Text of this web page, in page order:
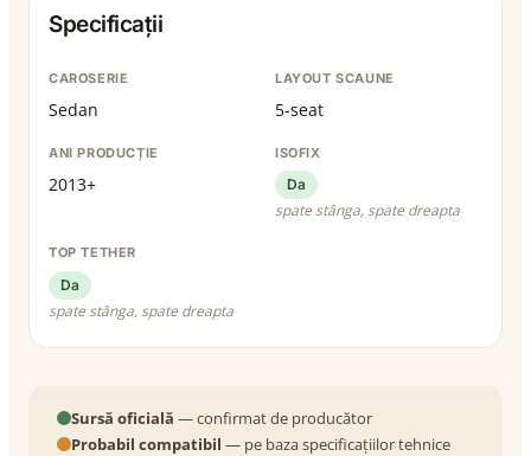
Specificații
CAROSERIE
Sedan
LAYOUT SCAUNE
5-seat
ANI PRODUCȚIE
2013+
ISOFIX
Da
spate stânga, spate dreapta
TOP TETHER
Da
spate stânga, spate dreapta
Sursă oficială — confirmat de producător
Probabil compatibil — pe baza specificațiilor tehnice